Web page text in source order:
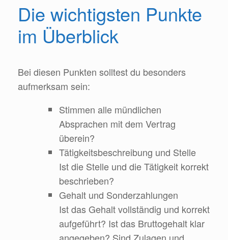
Die wichtigsten Punkte
im Überblick
Bei diesen Punkten solltest du besonders
aufmerksam sein:
Stimmen alle mündlichen
Absprachen mit dem Vertrag
überein?
Tätigkeitsbeschreibung und Stelle
Ist die Stelle und die Tätigkeit korrekt
beschrieben?
Gehalt und Sonderzahlungen
Ist das Gehalt vollständig und korrekt
aufgeführt? Ist das Bruttogehalt klar